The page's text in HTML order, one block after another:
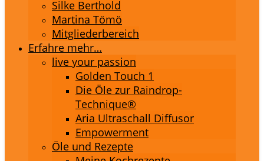
Silke Berthold
Martina Tömö
Mitgliederbereich
Erfahre mehr…
live your passion
Golden Touch 1
Die Öle zur Raindrop-
Technique®
Aria Ultraschall Diffusor
Empowerment
Öle und Rezepte